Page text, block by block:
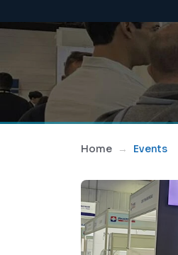
Home Events